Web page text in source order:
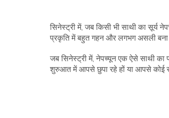
सिनेस्ट्री में, जब किसी भी साथी का सूर्य
प्रकृति में बहुत गहन और लगभग असली
जब सिनेस्ट्री में, नेपच्यून एक ऐसे साथी का
शुरुआत में आपसे छुपा रहे हों या आपसे कोई